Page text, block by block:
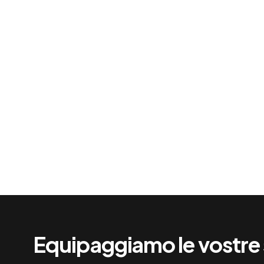
Equipaggiamo le